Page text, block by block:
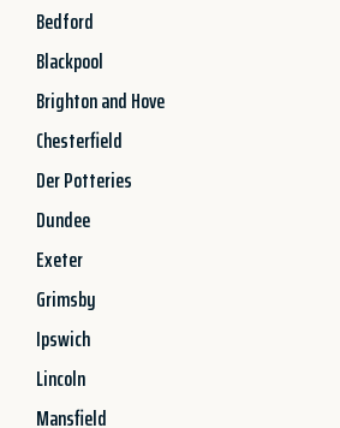
Bedford
Blackpool
Brighton and Hove
Chesterfield
Der Potteries
Dundee
Exeter
Grimsby
Ipswich
Lincoln
Mansfield